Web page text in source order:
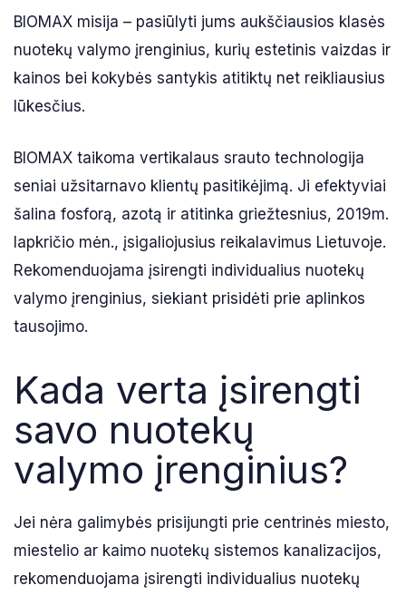
BIOMAX misija – pasiūlyti jums aukščiausios klasės
nuotekų valymo įrenginius, kurių estetinis vaizdas ir
kainos bei kokybės santykis atitiktų net reikliausius
lūkesčius.
BIOMAX taikoma vertikalaus srauto technologija
seniai užsitarnavo klientų pasitikėjimą. Ji efektyviai
šalina fosforą, azotą ir atitinka griežtesnius, 2019m.
lapkričio mėn., įsigaliojusius reikalavimus Lietuvoje.
Rekomenduojama įsirengti individualius nuotekų
valymo įrenginius, siekiant prisidėti prie aplinkos
tausojimo.
Kada verta įsirengti
savo nuotekų
valymo įrenginius?
Jei nėra galimybės prisijungti prie centrinės miesto,
miestelio ar kaimo nuotekų sistemos kanalizacijos,
rekomenduojama įsirengti individualius nuotekų